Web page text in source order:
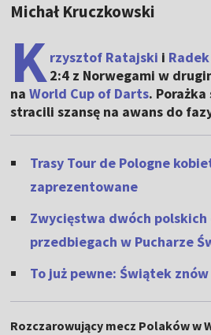
Michał Kruczkowski
Krzysztof Ratajski i
2:4 z Norwegami w
naWorld Cup of Darts. Porażka
stracili szansę na awans do
Trasy Tour de Pologne
zaprezentowane
Zwycięstwa dwóch polskich
przedbiegach w Pucharze
To już pewne: Świątek
Rozczarowujący mecz Polaków w